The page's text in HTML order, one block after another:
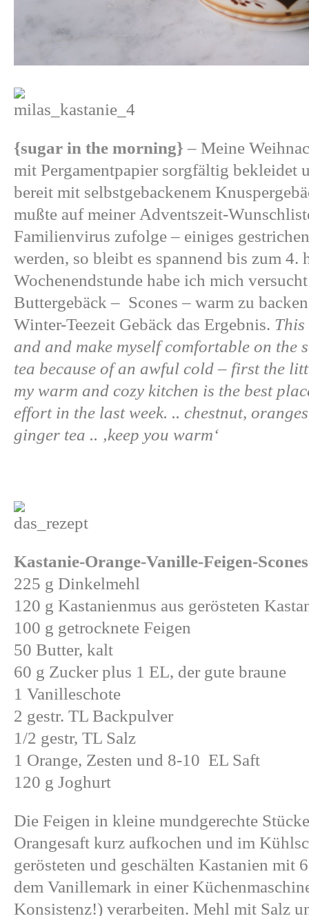
{sugar in the morning} – Meine
mit Pergamentpapier sorgfältig bekleidet
bereit mit selbstgebackenem
mußte auf meiner Adventszeit-
Familienvirus zufolge – einiges
werden, so bleibt es spannend bis zum
Wochenendstunde habe ich mich
Buttergebäck – Scones – warm zu
Winter-Teezeit Gebäck das Ergebnis. This
and and make myself comfortable on the
tea because of an awful cold – first the
my warm and cozy kitchen is the best
effort in the last week. .. chestnut,
ginger tea .. ‚keep you warm‘
Kastanie-Orange-Vanille-Feigen-Scones
225 g Dinkelmehl
120 g Kastanienmus aus gerösteten
100 g getrocknete Feigen
50 Butter, kalt
60 g Zucker plus 1 EL, der gute braune
1 Vanilleschote
2 gestr. TL Backpulver
1/2 gestr, TL Salz
1 Orange, Zesten und 8-10 EL Saft
120 g Joghurt
Die Feigen in kleine mundgerechte
Orangesaft kurz aufkochen und im
gerösteten und geschälten Kastanien mit
dem Vanillemark in einer
Konsistenz!) verarbeiten. Mehl mit Salz